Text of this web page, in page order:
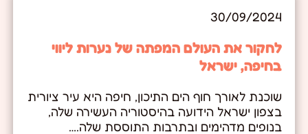
30/09/2024
לחקור את העולם המפתה של נערות ליווי
בחיפה, ישראל
שוכנת לאורך חוף הים התיכון, חיפה היא עיר ציורית
בצפון ישראל הידועה בהיסטוריה העשירה שלה,
בנופים מדהימים ובתרבות התוססת שלה.…